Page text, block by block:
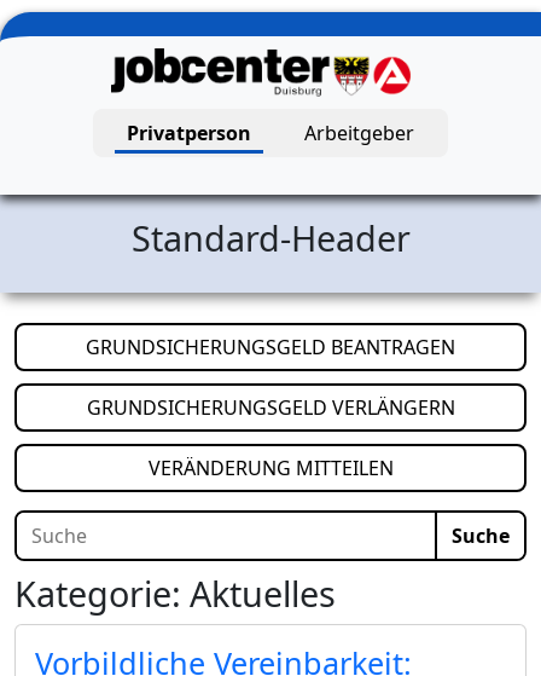
Zum Hauptinhalt springen
Jobcenter Duisburg – Startseite
Privatperson Arbeitgeber
Standard-Header
GRUNDSICHERUNGSGELD BEANTRAGEN
GRUNDSICHERUNGSGELD VERLÄNGERN(öffnet in
VERÄNDERUNG MITTEILEN(öffnet in
Suche Suche
Kategorie: Aktuelles
Vorbildliche Vereinbarkeit: